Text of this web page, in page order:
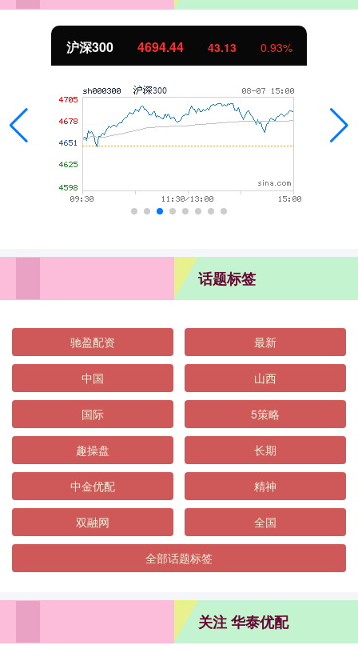
沪深300 4694.44 43.13 0.93%
话题标签
驰盈配资 最新
中国 山西
国际 5策略
趣操盘 长期
中金优配 精神
双融网 全国
全部话题标签
关注 华泰优配